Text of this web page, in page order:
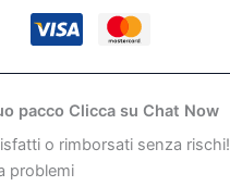
pacco Clicca su Chat Now
o rimborsati senza rischi!
problemi